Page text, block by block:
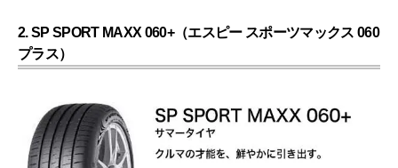
2. SP SPORT MAXX 060+（エスピー スポーツマックス 060
プラス）